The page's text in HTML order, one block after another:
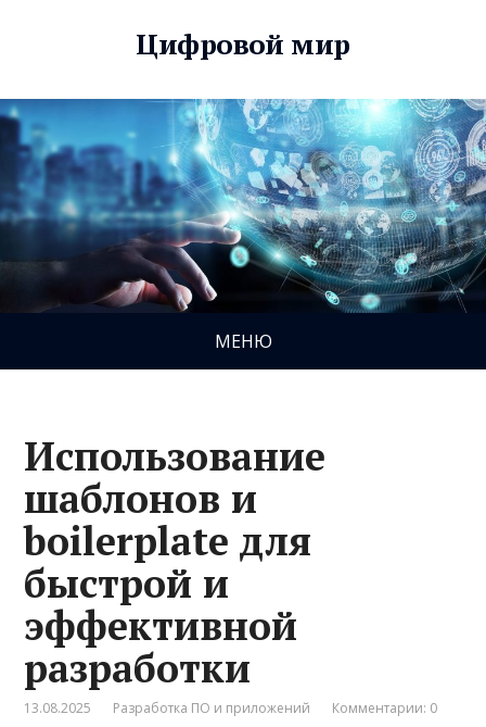
Цифровой мир
МЕНЮ
Использование
шаблонов и
boilerplate для
быстрой и
эффективной
разработки
13.08.2025 Разработка ПО и приложений Комментарии: 0